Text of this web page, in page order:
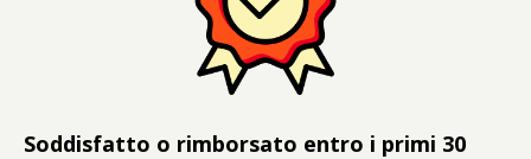
Soddisfatto o rimborsato entro i primi 30